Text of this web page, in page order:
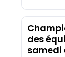
des
samedi